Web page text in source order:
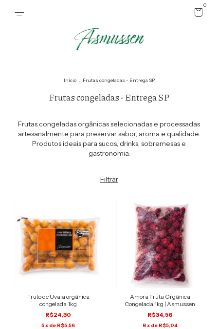
0
Início . Frutas congeladas - Entrega SP
Frutas congeladas - Entrega SP
Frutas congeladas orgânicas selecionadas e processadas
artesanalmente para preservar sabor, aroma e qualidade.
Produtos ideais para sucos, drinks, sobremesas e
gastronomia.
Filtrar
Fruto de Uvaia orgânica
congelada 1kg
R$24,30
5x de R$5,56
Amora Fruta Orgânica
Congelada 1kg | Asmussen
R$34,56
8x de R$5,04